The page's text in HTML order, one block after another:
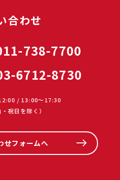
合わせ
738-7700
6712-8730
/ 13:00〜17:30
・祝日を除く）
せフォームへ